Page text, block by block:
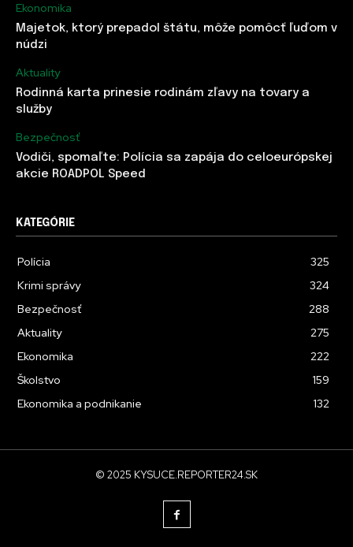
Ekonomika
Majetok, ktorý prepadol štátu, môže pomôcť ľuďom v
núdzi
Aktuality
Rodinná karta prinesie rodinám zľavy na tovary a
služby
Bezpečnosť
Vodiči, spomaľte: Polícia sa zapája do celoeurópskej
akcie ROADPOL Speed
KATEGÓRIE
Polícia
325
Krimi správy
324
Bezpečnosť
288
Aktuality
275
Ekonomika
222
Školstvo
159
Ekonomika a podnikanie
132
© 2025 KYSUCE.REPORTER24.SK